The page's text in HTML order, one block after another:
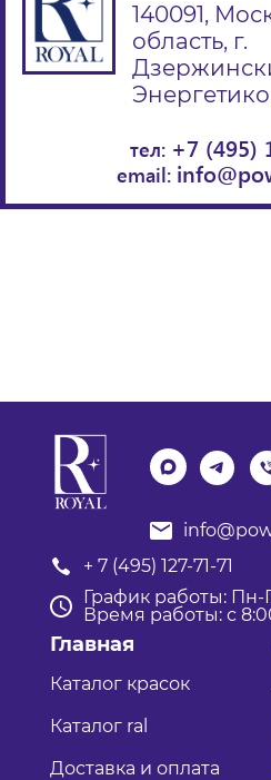
140091,
область, г.
тел: +7 (495)
email:
+ 7 (495) 127-71-71
График работы: Пн-
Время работы: с
Главная
Каталог красок
Каталог ral
Доставка и оплата